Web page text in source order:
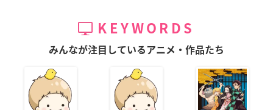
KEYWORDS
みんなが注目しているアニメ・作品たち